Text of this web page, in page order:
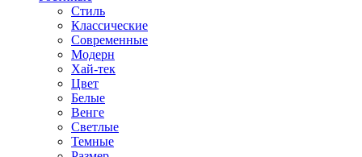
Стиль
Классические
Современные
Модерн
Хай-тек
Цвет
Белые
Венге
Светлые
Темные